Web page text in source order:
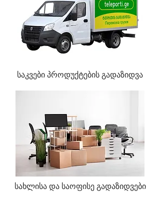
საკვები პროდუქტების გადაზიდვა
სახლისა და საოფისე გადაზიდვები